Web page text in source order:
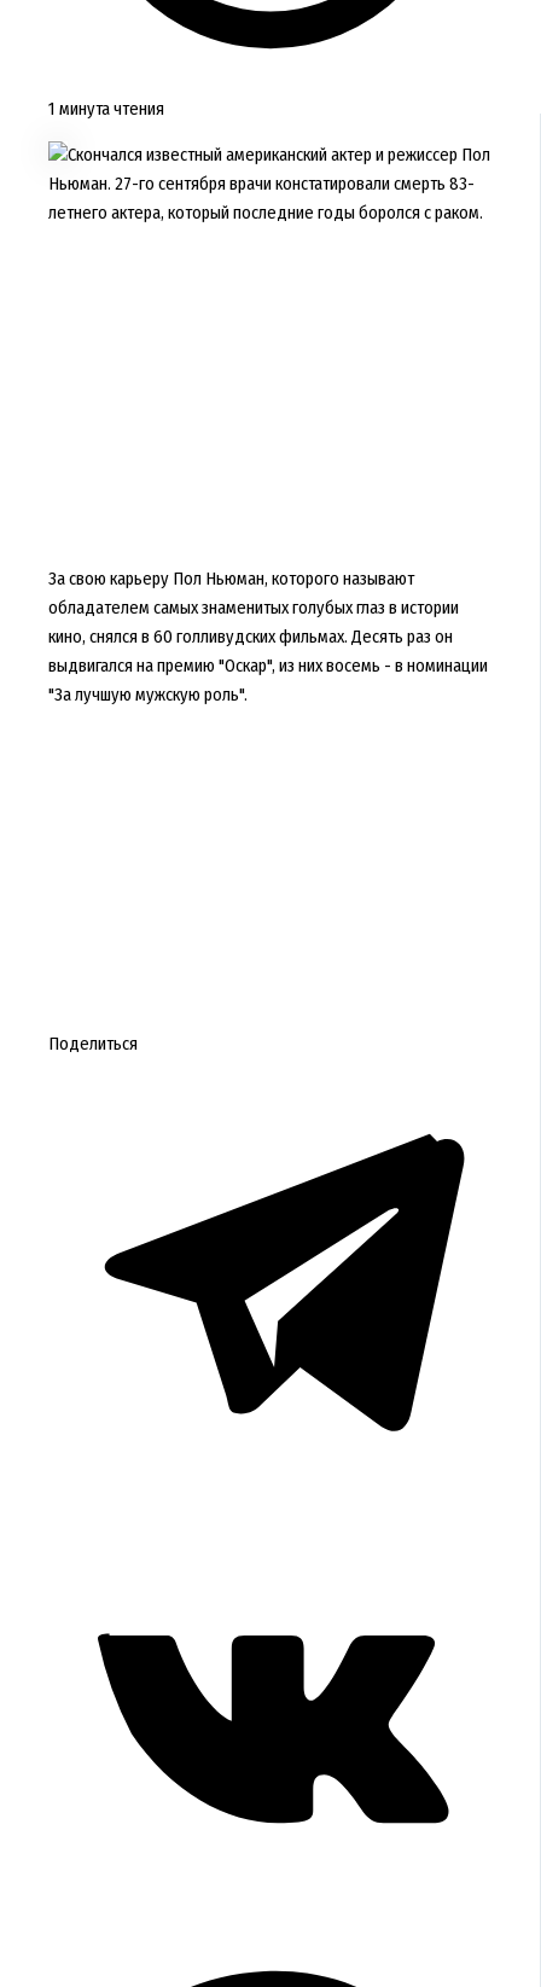
1 минута чтения
Скончался известный американский актер и режиссер Пол
Ньюман. 27-го сентября врачи констатировали смерть 83-
летнего актера, который последние годы боролся с раком.
За свою карьеру Пол Ньюман, которого называют
обладателем самых знаменитых голубых глаз в истории
кино, снялся в 60 голливудских фильмах. Десять раз он
выдвигался на премию "Оскар", из них восемь - в номинации
"За лучшую мужскую роль".
Поделиться